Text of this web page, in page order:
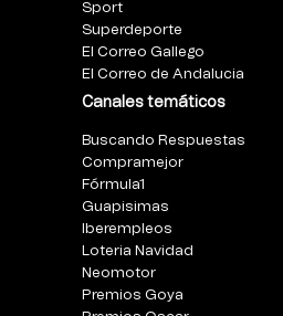
Sport
Superdeporte
El Correo Gallego
El Correo de Andalucia
Canales temáticos
Buscando Respuestas
Compramejor
Fórmula1
Guapisimas
Iberempleos
Loteria Navidad
Neomotor
Premios Goya